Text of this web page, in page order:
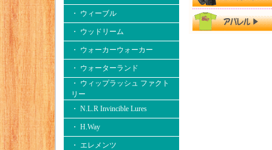
・ ウィーブル
・ ウッドリーム
・ ウォーカーウォーカー
・ ウォーターランド
・ ウィップラッシュ ファクト
リー
・ N.L.R Invincible Lures
・ H.Way
・ エレメンツ